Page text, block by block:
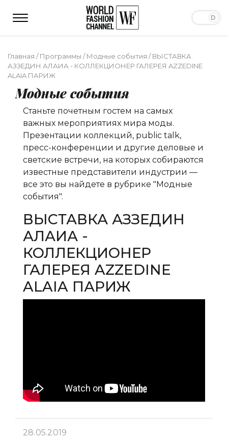
Главная /Программы /Модные события /ВЫСТАВКА
АЗЗЕДИН АЛАИА - КОЛЛЕКЦИОНЕР ГАЛЕРЕЯ AZZEDINE
ALAIA ПАРИЖ
Модные события
Станьте почетным гостем на самых
важных мероприятиях мира моды.
Презентации коллекций, public talk,
пресс-конференции и другие деловые и
светские встречи, на которых собираются
известные представители индустрии —
все это вы найдете в рубрике "Модные
события".
ВЫСТАВКА АЗЗЕДИН
АЛАИА -
КОЛЛЕКЦИОНЕР
ГАЛЕРЕЯ AZZEDINE
ALAIA ПАРИЖ
28.05.2019